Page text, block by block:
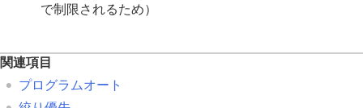
で制限されるため）
関連項目
プログラムオート